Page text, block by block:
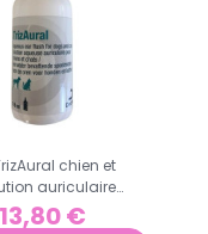
chien et
auriculaire
13,80 €